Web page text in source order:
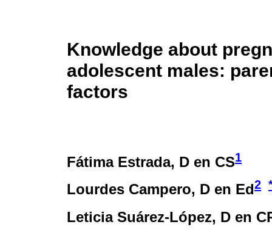
Knowledge about
adolescent males:
factors
Fátima Estrada, D en CS1
Lourdes Campero, D en Ed2
Leticia Suárez-López, D en